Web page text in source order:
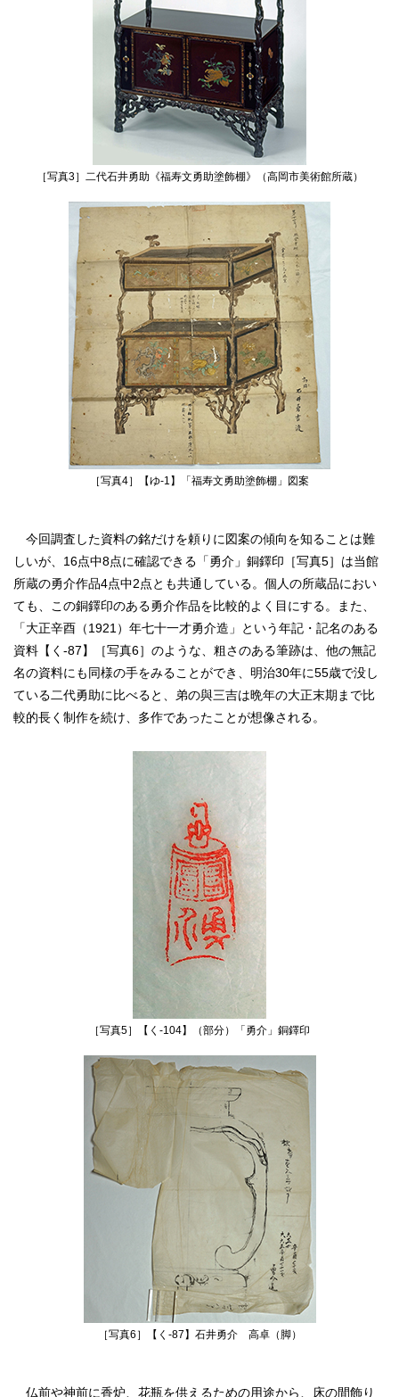
［写真3］二代石井勇助《福寿文勇助塗飾棚》（高岡市美術館所蔵）
［写真4］【ゆ‐1】「福寿文勇助塗飾棚」図案
今回調査した資料の銘だけを頼りに図案の傾向を知ることは難
しいが、16点中8点に確認できる「勇介」銅鐸印［写真5］は当館
所蔵の勇介作品4点中2点とも共通している。個人の所蔵品におい
ても、この銅鐸印のある勇介作品を比較的よく目にする。また、
「大正辛酉（1921）年七十一才勇介造」という年記・記名のある
資料【く‐87】［写真6］のような、粗さのある筆跡は、他の無記
名の資料にも同様の手をみることができ、明治30年に55歳で没し
ている二代勇助に比べると、弟の與三吉は晩年の大正末期まで比
較的長く制作を続け、多作であったことが想像される。
［写真5］【く‐104】（部分）「勇介」銅鐸印
［写真6］【く‐87】石井勇介 高卓（脚）
仏前や神前に香炉、花瓶を供えるための用途から、床の間飾り